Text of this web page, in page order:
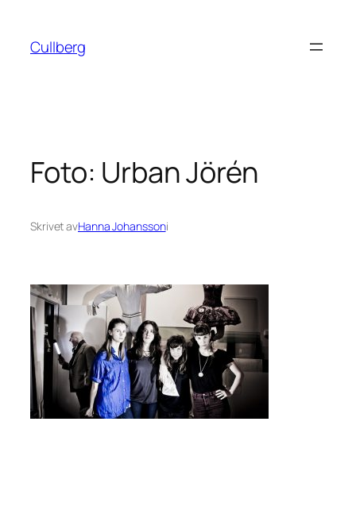
innehåll
Cullberg
Foto: Urban Jörén
Skrivet avHanna Johanssoni